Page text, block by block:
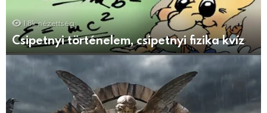
1.8k nézettség
Csipetnyi történelem, csipetnyi fizika kvíz